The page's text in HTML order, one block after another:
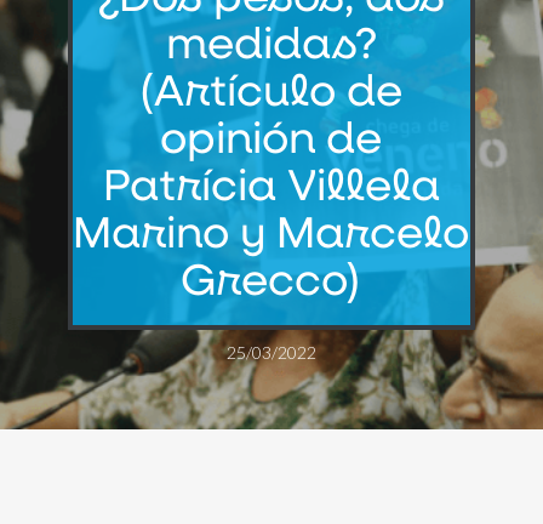
medidas?
(Artículo de
opinión de
Patrícia Villela
Marino y Marcelo
Grecco)
25/03/2022